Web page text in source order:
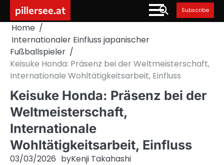
content
pillersee.at Subscribe
Home
Internationaler Einfluss japanischer
Fußballspieler
Keisuke Honda: Präsenz bei der Weltmeisterschaft,
Internationale Wohltätigkeitsarbeit, Einfluss
Keisuke Honda: Präsenz bei der
Weltmeisterschaft,
Internationale
Wohltätigkeitsarbeit, Einfluss
03/03/2026 byKenji Takahashi